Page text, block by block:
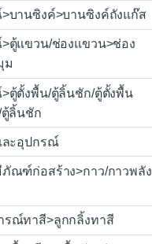
บานซิงค์>บานซิงค์ถังแก๊ส
ตู้แขวน/ช่องแขวน>ช่อง
ม
ตู้ตั้งพื้น/ตู้ลิ้นชัก/ตู้ตั้งพื้น
ตู้ลิ้นชัก
ละอุปกรณ์
ณฑ์ก่อสร้าง>กาว/กาวพลัง
ณ์ทาสี>ลูกกลิ้งทาสี